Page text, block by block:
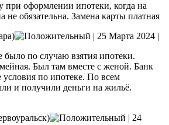
при оформлении ипотеки, когда на
не обязательна. Замена карты платная
| 25 Марта 2024 |
по случаю взятия ипотеки.
Был там вместе с женой. Банк
по ипотеке. По всем
и получили деньги на жильё.
| 24